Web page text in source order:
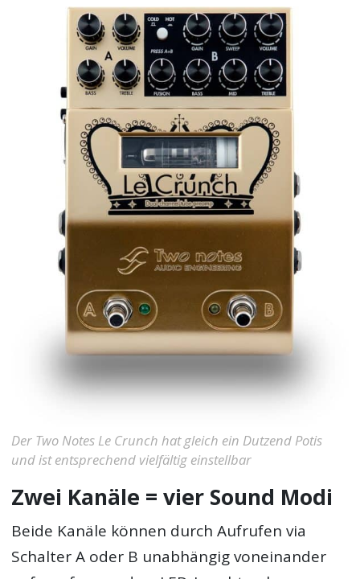
Der Two Notes Le Crunch hat gleich ein Dutzend Potis
und ist entsprechend vielfältig einstellbar
Zwei Kanäle = vier Sound Modi
Beide Kanäle können durch Aufrufen via
Schalter A oder B unabhängig voneinander